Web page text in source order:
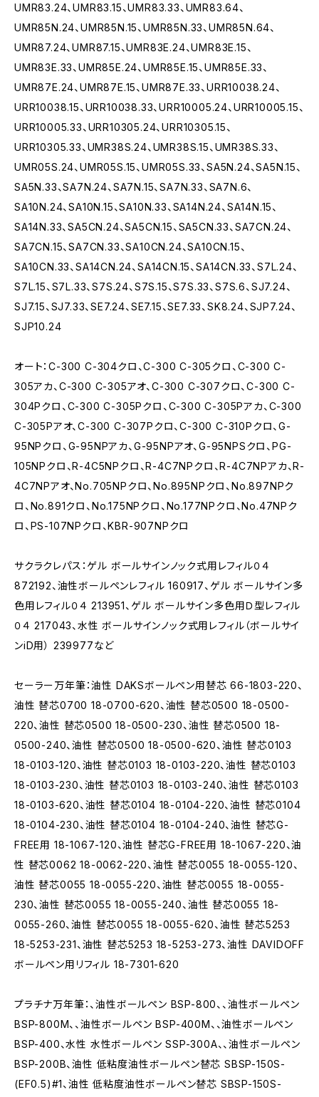
UMR83.24、UMR83.15、UMR83.33、UMR83.64、
UMR85N.24、UMR85N.15、UMR85N.33、UMR85N.64、
UMR87.24、UMR87.15、UMR83E.24、UMR83E.15、
UMR83E.33、UMR85E.24、UMR85E.15、UMR85E.33、
UMR87E.24、UMR87E.15、UMR87E.33、URR10038.24、
URR10038.15、URR10038.33、URR10005.24、URR10005.15、
URR10005.33、URR10305.24、URR10305.15、
URR10305.33、UMR38S.24、UMR38S.15、UMR38S.33、
UMR05S.24、UMR05S.15、UMR05S.33、SA5N.24、SA5N.15、
SA5N.33、SA7N.24、SA7N.15、SA7N.33、SA7N.6、
SA10N.24、SA10N.15、SA10N.33、SA14N.24、SA14N.15、
SA14N.33、SA5CN.24、SA5CN.15、SA5CN.33、SA7CN.24、
SA7CN.15、SA7CN.33、SA10CN.24、SA10CN.15、
SA10CN.33、SA14CN.24、SA14CN.15、SA14CN.33、S7L.24、
S7L.15、S7L.33、S7S.24、S7S.15、S7S.33、S7S.6、SJ7.24、
SJ7.15、SJ7.33、SE7.24、SE7.15、SE7.33、SK8.24、SJP7.24、
SJP10.24
オート：C-300 C-304クロ、C-300 C-305クロ、C-300 C-
305アカ、C-300 C-305アオ、C-300 C-307クロ、C-300 C-
304Pクロ、C-300 C-305Pクロ、C-300 C-305Pアカ、C-300
C-305Pアオ、C-300 C-307Pクロ、C-300 C-310Pクロ、G-
95NPクロ、G-95NPアカ、G-95NPアオ、G-95NPSクロ、PG-
105NPクロ、R-4C5NPクロ、R-4C7NPクロ、R-4C7NPアカ、R-
4C7NPアオ、No.705NPクロ、No.895NPクロ、No.897NPク
ロ、No.891クロ、No.175NPクロ、No.177NPクロ、No.47NPク
ロ、PS-107NPクロ、KBR-907NPクロ
サクラクレパス：ゲル ボールサインノック式用レフィル０４
872192、油性ボールペンレフィル 160917、ゲル ボールサイン多
色用レフィル０４ 213951、ゲル ボールサイン多色用Ｄ型レフィル
０４ 217043、水性 ボールサインノック式用レフィル（ボールサイ
ンiD用） 239977など
セーラー万年筆：油性 DAKSボールペン用替芯 66-1803-220、
油性 替芯0700 18-0700-620、油性 替芯0500 18-0500-
220、油性 替芯0500 18-0500-230、油性 替芯0500 18-
0500-240、油性 替芯0500 18-0500-620、油性 替芯0103
18-0103-120、油性 替芯0103 18-0103-220、油性 替芯0103
18-0103-230、油性 替芯0103 18-0103-240、油性 替芯0103
18-0103-620、油性 替芯0104 18-0104-220、油性 替芯0104
18-0104-230、油性 替芯0104 18-0104-240、油性 替芯G-
FREE用 18-1067-120、油性 替芯G-FREE用 18-1067-220、油
性 替芯0062 18-0062-220、油性 替芯0055 18-0055-120、
油性 替芯0055 18-0055-220、油性 替芯0055 18-0055-
230、油性 替芯0055 18-0055-240、油性 替芯0055 18-
0055-260、油性 替芯0055 18-0055-620、油性 替芯5253
18-5253-231、油性 替芯5253 18-5253-273、油性 DAVIDOFF
ボールペン用リフィル 18-7301-620
プラチナ万年筆：、油性ボールペン BSP-800、、油性ボールペン
BSP-800M、、油性ボールペン BSP-400M、、油性ボールペン
BSP-400、水性 水性ボールペン SSP-300A、、油性ボールペン
BSP-200B、油性 低粘度油性ボールペン替芯 SBSP-150S-
(EF0.5)#1、油性 低粘度油性ボールペン替芯 SBSP-150S-